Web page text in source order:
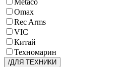
Omax
Rec Arms
VIC
Китай
Техномарин
/ДЛЯ ТЕХНИКИ